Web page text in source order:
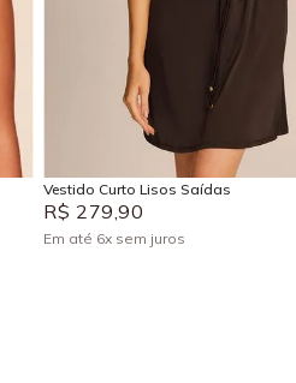
P
Adicionar na sacola
Vestido Curto Lisos Saídas
R$ 279,90
Em até 6x sem juros